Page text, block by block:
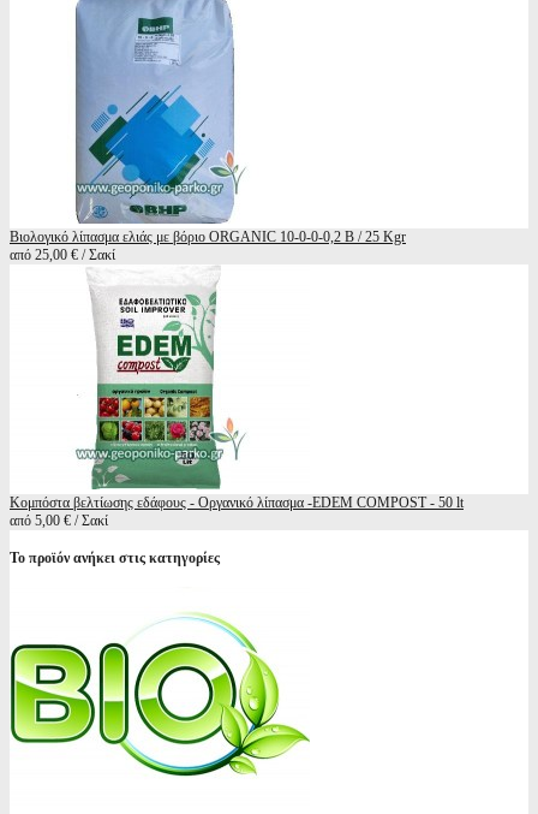
Βιολογικό λίπασμα ελιάς με βόριο ORGANIC 10-0-0-0,2 B / 25 Kgr
από 25,00 € / Σακί
Κομπόστα βελτίωσης εδάφους - Οργανικό λίπασμα -EDEM COMPOST - 50 lt
από 5,00 € / Σακί
Το προϊόν ανήκει στις κατηγορίες